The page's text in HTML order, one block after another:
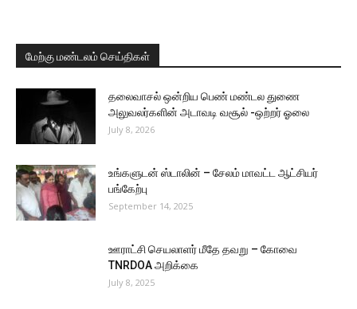
மேற்கு மண்டலம் செய்திகள்
தலைவாசல் ஒன்றிய பெண் மண்டல துணை
அலுவலர்களின் அடாவடி வசூல் -ஒற்றர் ஓலை
July 8, 2026
உங்களுடன் ஸ்டாலின் – சேலம் மாவட்ட ஆட்சியர்
பங்கேற்பு
September 14, 2025
ஊராட்சி செயலாளர் மீதே தவறு – கோவை
TNRDOA அறிக்கை
July 8, 2025